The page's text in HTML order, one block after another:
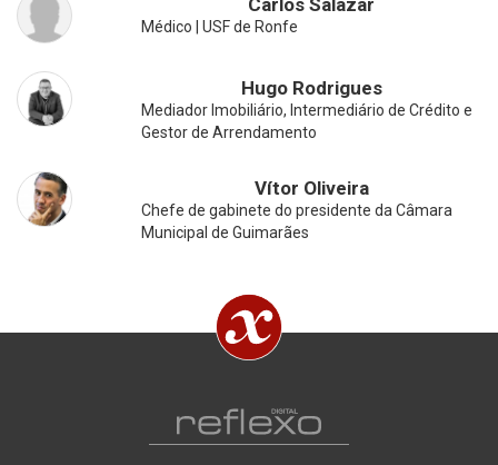
Carlos Salazar
Médico | USF de Ronfe
Hugo Rodrigues
Mediador Imobiliário, Intermediário de Crédito e
Gestor de Arrendamento
Vítor Oliveira
Chefe de gabinete do presidente da Câmara
Municipal de Guimarães